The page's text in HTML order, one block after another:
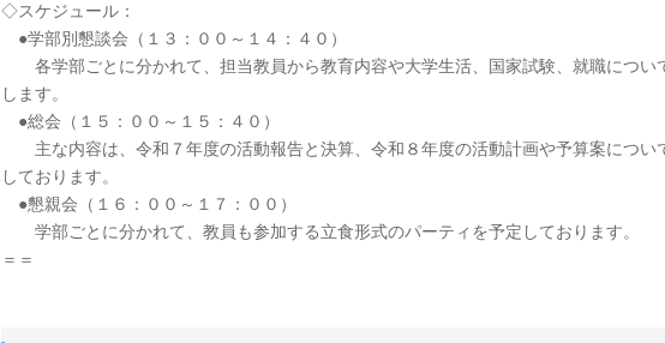
◇スケジュール：
●学部別懇談会（１３：００～１４：４０）
各学部ごとに分かれて、担当教員から教育内容や大学生活、国家試験、就職につい
します。
●総会（１５：００～１５：４０）
主な内容は、令和７年度の活動報告と決算、令和８年度の活動計画や予算案につい
しております。
●懇親会（１６：００～１７：００）
学部ごとに分かれて、教員も参加する立食形式のパーティを予定しております。
＝＝